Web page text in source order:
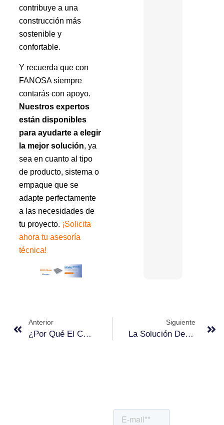
contribuye a una
construcción más
sostenible y
confortable.
Y recuerda que con
FANOSA siempre
contarás con apoyo.
Nuestros expertos
están disponibles
para ayudarte a elegir
la mejor solución , ya
sea en cuanto al tipo
de producto, sistema o
empaque que se
adapte perfectamente
a las necesidades de
tu proyecto. ¡Solicita
ahora tu asesoría
técnica!
Anterior
¿Por Qué El Casetón De EPS Reduce Hasta Un 30% El Tiempo En Losas Aligeradas?
Siguiente
La Solución Definitiva Para El Calor Extremo En Hogares Eficiente
SUSCRÍBETE